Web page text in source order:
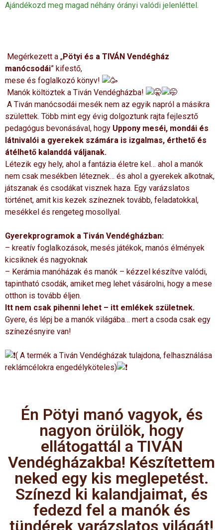
Ajándékozd meg magad néhány órányi valódi jelenléttel.
Megérkezett a „Pötyi és a TIVÁN Vendégház
manócsodái” kifestő,
mese és foglalkozó könyv!
Manók költöztek a Tiván Vendégházba!
A Tiván manócsodái mesék nem az egyik napról a másikra
születtek. Több mint egy évig dolgoztunk rajta fejlesztő
pedagógus bevonásával, hogy Uppony meséi, mondái és
látnivalói a gyerekek számára is izgalmas, érthető és
átélhető kalanddá váljanak.
Létezik egy hely, ahol a fantázia életre kel… ahol a manók
nem csak mesékben léteznek… és ahol a gyerekek alkotnak,
játszanak és csodákat visznek haza. Egy varázslatos
történet, amit kis kezek színeznek tovább, feladatokkal,
mesékkel és rengeteg mosollyal.
Gyerekprogramok a Tiván Vendégházban:
– kreatív foglalkozások, mesés játékok, manós élmények
kicsiknek és nagyoknak
– Kerámia manóházak és manók – kézzel készítve valódi,
tapintható csodák, amiket meg lehet vásárolni, hogy a mese
otthon is tovább éljen.
Itt nem csak pihenni lehet – itt emlékek születnek.
Gyere, és lépj be a manók világába… mert a csoda csak egy
színezésnyire van!
( A termék a Tiván Vendégházak tulajdona, felhasználása
reklámcélokra engedélyköteles)
Én Pötyi manó vagyok, és
nagyon örülök, hogy
ellátogattál a TIVÁN
Vendégházakba! Készítettem
neked egy kis meglepetést.
Színezd ki kalandjaimat, és
fedezd fel a manók és
tündérek varázslatos világát!